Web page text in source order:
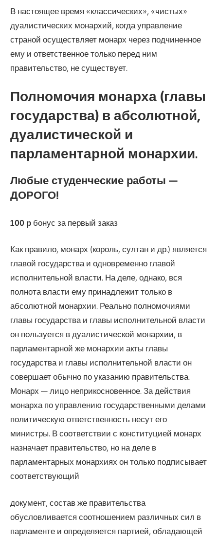
В настоящее время «классических», «чистых»
дуалистических монархий, когда управление
страной осуществляет монарх через подчиненное
ему и ответственное только перед ним
правительство, не существует.
Полномочия монарха (главы
государства) в абсолютной,
дуалистической и
парламентарной монархии.
Любые студенческие работы —
ДОРОГО!
100 р бонус за первый заказ
Как правило, монарх (король, султан и др.) является
главой государства и одновременно главой
исполнительной власти. На деле, однако, вся
полнота власти ему принадлежит только в
абсолютной монархии. Реально полномочиями
главы государства и главы исполнительной власти
он пользуется в дуалистической монархии, в
парламентарной же монархии акты главы
государства и главы исполнительной власти он
совершает обычно по указанию правительства.
Монарх — лицо неприкосновенное. За действия
монарха по управлению государственными делами
политическую ответственность несут его
министры. В соответствии с конституцией монарх
назначает правительство, но на деле в
парламентарных монархиях он только подписывает
соответствующий
документ, состав же правительства
обусловливается соотношением различных сил в
парламенте и определяется партией, обладающей